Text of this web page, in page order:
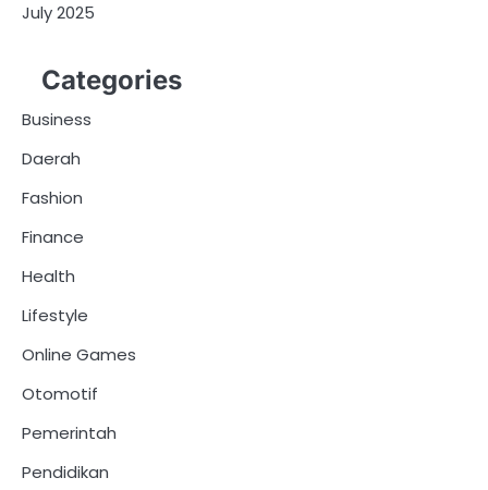
July 2025
Categories
Business
Daerah
Fashion
Finance
Health
Lifestyle
Online Games
Otomotif
Pemerintah
Pendidikan